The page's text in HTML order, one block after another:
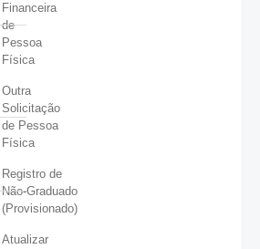
Financeira
de
Pessoa
Física
Outra
Solicitação
de Pessoa
Física
Registro de
Não-Graduado
(Provisionado)
Atualizar